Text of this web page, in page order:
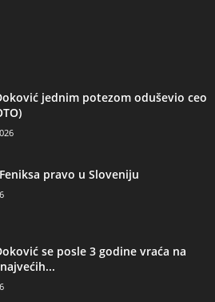
jednim potezom oduševio ceo
pravo u Sloveniju
se posle 3 godine vraća na